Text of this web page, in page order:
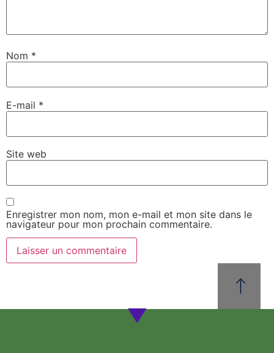
Nom *
E-mail *
Site web
Enregistrer mon nom, mon e-mail et mon site dans le
navigateur pour mon prochain commentaire.